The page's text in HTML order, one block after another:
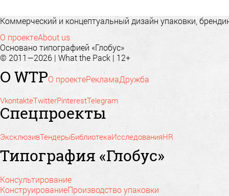
Коммерческий и концептуальный дизайн упаковки,
О проектеAbout us
Основано типографией «Глобус»
© 2011—2026 | What the Pack | 12+
О WTPО проектеРекламаДружба
VkontakteTwitterPinterestTelegram
Спецпроекты
ЭксклюзивТендерыБиблиотекаИсследованияHR
Типография «Глобус»
Консультирование
КонструированиеПроизводство упаковки